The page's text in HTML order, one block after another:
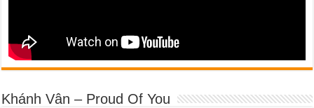
Khánh Vân – Proud Of You